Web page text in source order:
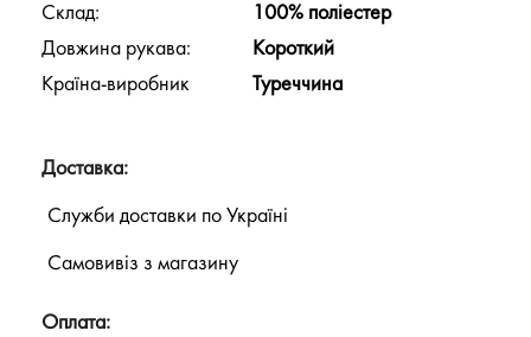
Склад:
100% поліестер
Довжина рукава:
Короткий
Країна-виробник
Туреччина
Доставка:
Служби доставки по Україні
Самовивіз з магазину
Оплата: